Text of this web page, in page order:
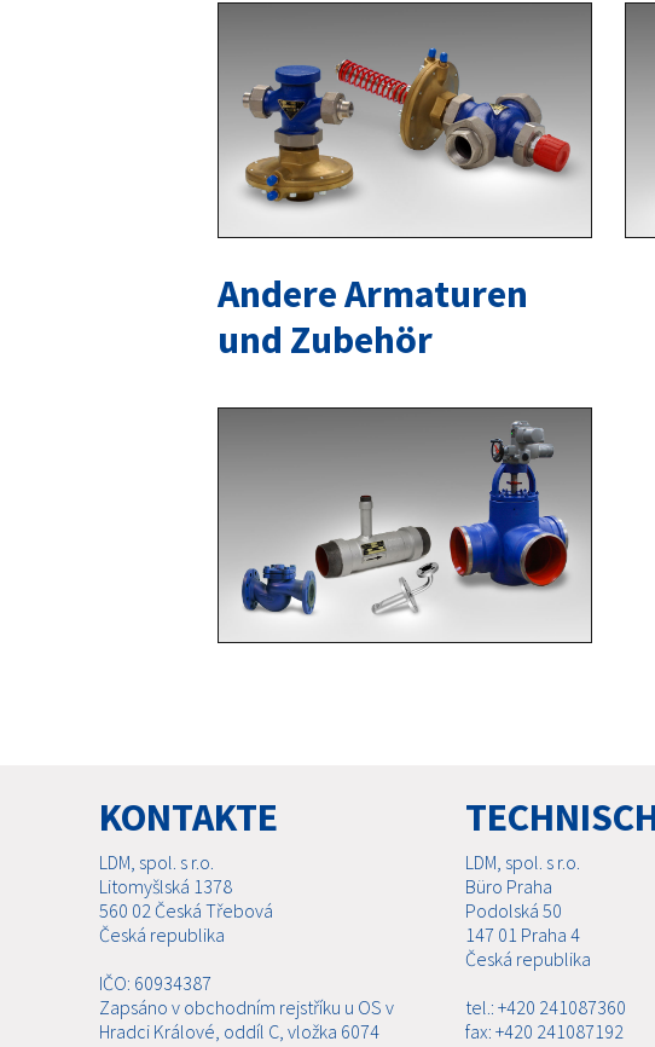
Andere Armaturen
und Zubehör
KONTAKTE
LDM, spol. s r.o.
Litomyšlská 1378
560 02 Česká Třebová
Česká republika
IČO: 60934387
Zapsáno v obchodním rejstříku u OS v
Hradci Králové, oddíl C, vložka 6074
LDM, spol. s r.o.
Büro Praha
Podolská 50
147 01 Praha 4
Česká republika
tel.: +420 241087360
fax: +420 241087192